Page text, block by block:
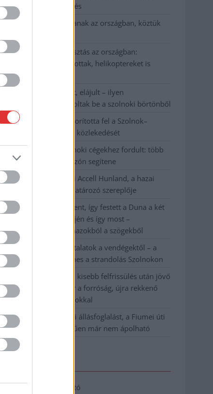
elnököt az Országgyűlés
Kiterjedt tüzek pusztítanak az országban, köztük
Harmadfokú hőségriasztás az országban:
Szolnokon klímát javítottak, helikoptereket is
bevetettek a tüzeknél
A zárkában rosszul lett, elájult – ilyen
körülményekről számoltak be a szolnoki börtönből
Váratlan fennakadás borította fel a Szolnok–
Kecskemét vasútvonal közlekedését
A polgármester a szolnoki cégekhez fordult: több
száz elbocsátott dolgozón segítene
Csődbe ment a tószegi Accell Hunland, a hazai
kerékpárgyártás meghatározó szereplője
Egyszer fent, egyszer lent, így festett a Duna a két
évvel ezelőtti árvíz idején és így most –
fotógyűjtemény ugyanazokból a szögekből
Ilyenek eddig a tapasztalatok a vendégektől – a
hőhullám miatt ingyenes a strandolás Szolnokon
Nem biztató: a hétvégi kisebb felfrissülés után jövő
héten megint visszatér a forróság, újra rekkenő
hőség jön, akár 38 fokokkal
Közzétették a szakértői állásfoglalást, a Fiumei úti
fák többsége szakszerűen már nem ápolható
Adatkezelési tájékoztató